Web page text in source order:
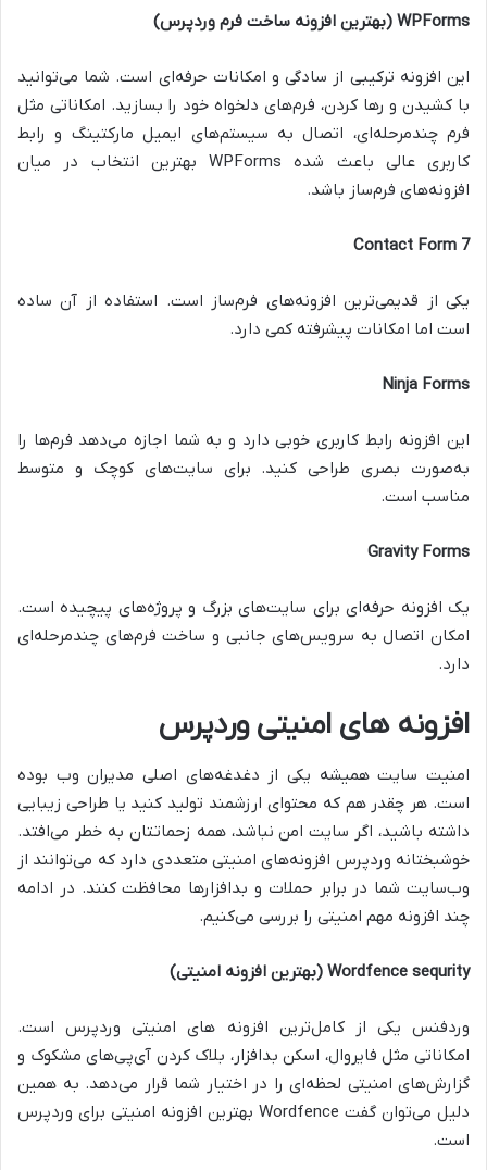
WPForms (بهترین افزونه ساخت فرم وردپرس)
این افزونه ترکیبی از سادگی و امکانات حرفه‌ای است. شما می‌توانید
با کشیدن و رها کردن، فرم‌های دلخواه خود را بسازید. امکاناتی مثل
فرم چندمرحله‌ای، اتصال به سیستم‌های ایمیل مارکتینگ و رابط
کاربری عالی باعث شده WPForms بهترین انتخاب در میان
افزونه‌های فرم‌ساز باشد.
Contact Form 7
یکی از قدیمی‌ترین افزونه‌های فرم‌ساز است. استفاده از آن ساده
است اما امکانات پیشرفته کمی دارد.
Ninja Forms
این افزونه رابط کاربری خوبی دارد و به شما اجازه می‌دهد فرم‌ها را
به‌صورت بصری طراحی کنید. برای سایت‌های کوچک و متوسط
مناسب است.
Gravity Forms
یک افزونه حرفه‌ای برای سایت‌های بزرگ و پروژه‌های پیچیده است.
امکان اتصال به سرویس‌های جانبی و ساخت فرم‌های چندمرحله‌ای
دارد.
افزونه های امنیتی وردپرس
امنیت سایت همیشه یکی از دغدغه‌های اصلی مدیران وب بوده
است. هر چقدر هم که محتوای ارزشمند تولید کنید یا طراحی زیبایی
داشته باشید، اگر سایت امن نباشد، همه زحماتتان به خطر می‌افتد.
خوشبختانه وردپرس افزونه‌های امنیتی متعددی دارد که می‌توانند از
وب‌سایت شما در برابر حملات و بدافزارها محافظت کنند. در ادامه
چند افزونه مهم امنیتی را بررسی می‌کنیم.
Wordfence sequrity (بهترین افزونه امنیتی)
وردفنس یکی از کامل‌ترین افزونه های امنیتی وردپرس است.
امکاناتی مثل فایروال، اسکن بدافزار، بلاک کردن آی‌پی‌های مشکوک و
گزارش‌های امنیتی لحظه‌ای را در اختیار شما قرار می‌دهد. به همین
دلیل می‌توان گفت Wordfence بهترین افزونه امنیتی برای وردپرس
است.